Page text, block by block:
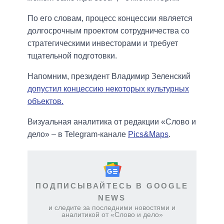
По его словам, процесс концессии является
долгосрочным проектом сотрудничества со
стратегическими инвесторами и требует
тщательной подготовки.
Напомним, президент Владимир Зеленский
допустил концессию некоторых культурных
объектов.
Визуальная аналитика от редакции «Слово и
дело» – в Telegram-канале Pics&Maps.
ПОДПИСЫВАЙТЕСЬ В GOOGLE
NEWS
и следите за последними новостями и
аналитикой от «Слово и дело»